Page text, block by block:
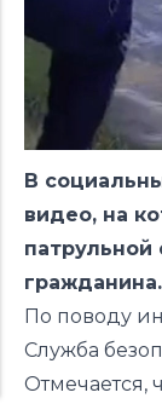
В
видео, на
гражданина.
По поводу
Служба
Отмечается,